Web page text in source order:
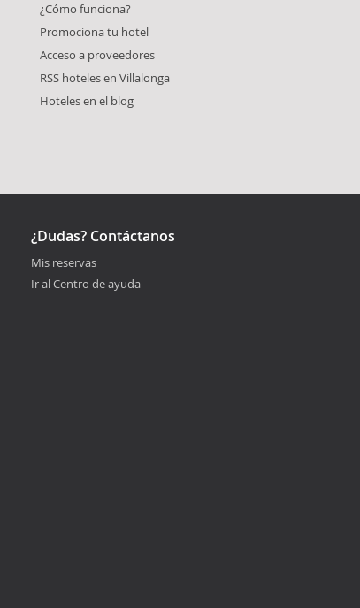
¿Cómo funciona?
Promociona tu hotel
Acceso a proveedores
RSS hoteles en Villalonga
Hoteles en el blog
¿Dudas? Contáctanos
Mis reservas
Ir al Centro de ayuda